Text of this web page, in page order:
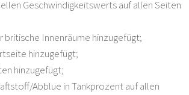
Geschwindigkeitswerts auf allen Seiten
britische Innenräume hinzugefügt;
hinzugefügt;
hinzugefügt;
Abblue in Tankprozent auf allen